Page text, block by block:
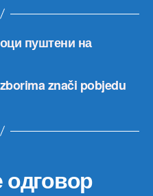
пуштени на
znači pobjedu
одговор